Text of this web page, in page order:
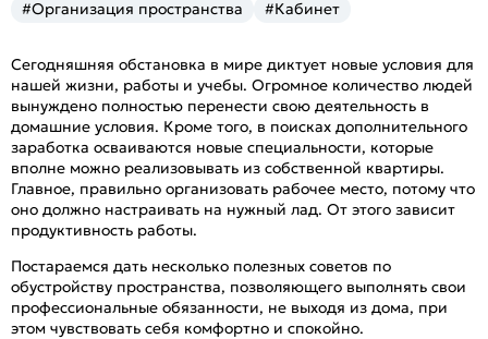
#Организация пространства #Кабинет
Сегодняшняя обстановка в мире диктует новые условия для
нашей жизни, работы и учебы. Огромное количество людей
вынуждено полностью перенести свою деятельность в
домашние условия. Кроме того, в поисках дополнительного
заработка осваиваются новые специальности, которые
вполне можно реализовывать из собственной квартиры.
Главное, правильно организовать рабочее место, потому что
оно должно настраивать на нужный лад. От этого зависит
продуктивность работы.
Постараемся дать несколько полезных советов по
обустройству пространства, позволяющего выполнять свои
профессиональные обязанности, не выходя из дома, при
этом чувствовать себя комфортно и спокойно.